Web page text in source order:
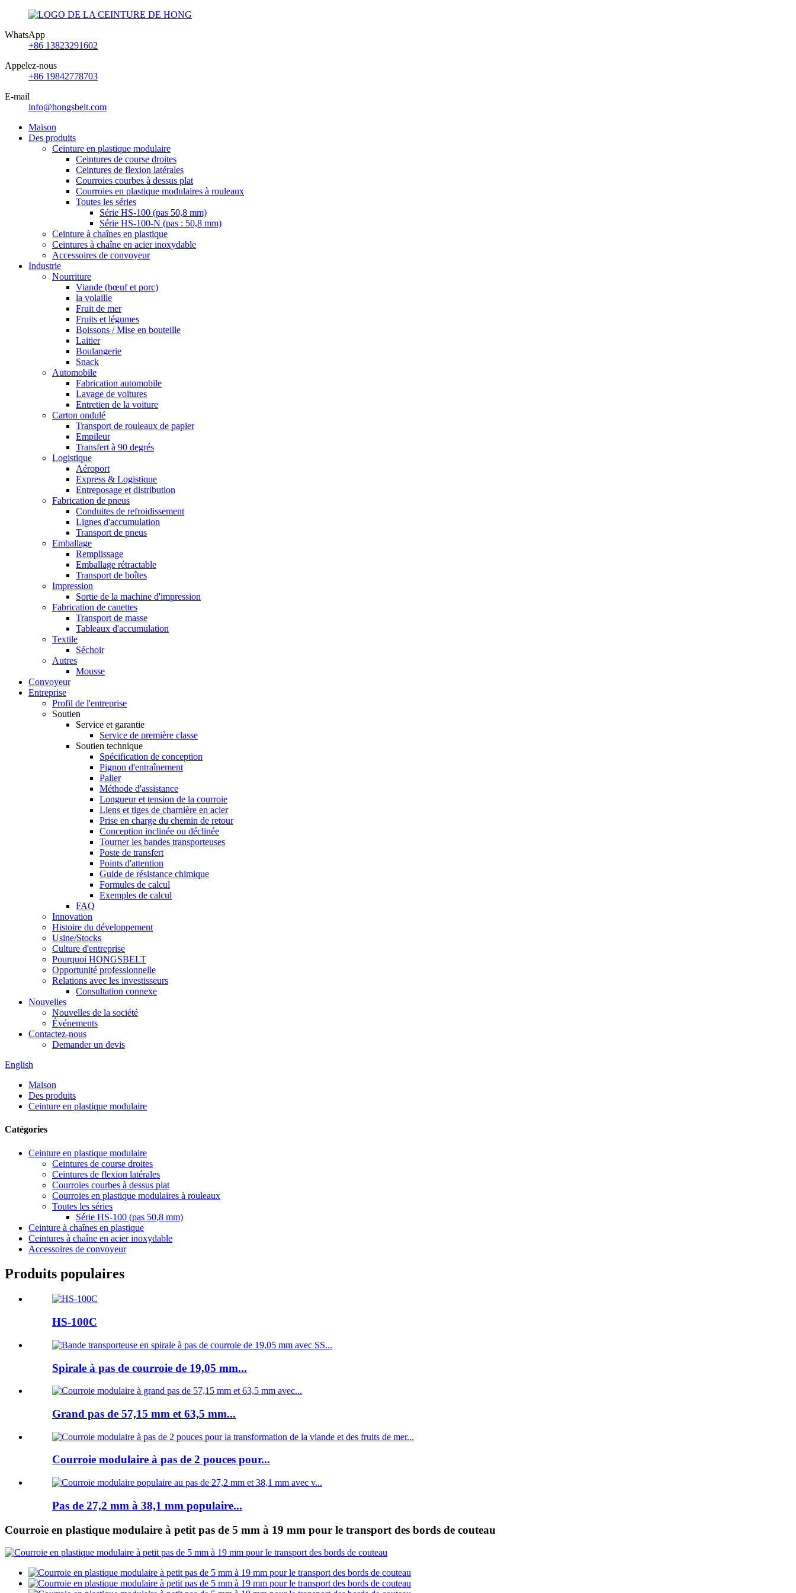
WhatsApp
+86 13823291602
Appelez-nous
+86 19842778703
E-mail
info@hongsbelt.com
Maison
Des produits
Ceinture en plastique modulaire
Ceintures de course droites
Ceintures de flexion latérales
Courroies courbes à dessus plat
Courroies en plastique modulaires à rouleaux
Toutes les séries
Série HS-100 (pas 50,8 mm)
Série HS-100-N (pas : 50,8 mm)
Ceinture à chaînes en plastique
Ceintures à chaîne en acier inoxydable
Accessoires de convoyeur
Industrie
Nourriture
Viande (bœuf et porc)
la volaille
Fruit de mer
Fruits et légumes
Boissons / Mise en bouteille
Laitier
Boulangerie
Snack
Automobile
Fabrication automobile
Lavage de voitures
Entretien de la voiture
Carton ondulé
Transport de rouleaux de papier
Empileur
Transfert à 90 degrés
Logistique
Aéroport
Express & Logistique
Entreposage et distribution
Fabrication de pneus
Conduites de refroidissement
Lignes d'accumulation
Transport de pneus
Emballage
Remplissage
Emballage rétractable
Transport de boîtes
Impression
Sortie de la machine d'impression
Fabrication de canettes
Transport de masse
Tableaux d'accumulation
Textile
Séchoir
Autres
Mousse
Convoyeur
Entreprise
Profil de l'entreprise
Soutien
Service et garantie
Service de première classe
Soutien technique
Spécification de conception
Pignon d'entraînement
Palier
Méthode d'assistance
Longueur et tension de la courroie
Liens et tiges de charnière en acier
Prise en charge du chemin de retour
Conception inclinée ou déclinée
Tourner les bandes transporteuses
Poste de transfert
Points d'attention
Guide de résistance chimique
Formules de calcul
Exemples de calcul
FAQ
Innovation
Histoire du développement
Usine/Stocks
Culture d'entreprise
Pourquoi HONGSBELT
Opportunité professionnelle
Relations avec les investisseurs
Consultation connexe
Nouvelles
Nouvelles de la société
Événements
Contactez-nous
Demander un devis
English
Maison
Des produits
Ceinture en plastique modulaire
Catégories
Ceinture en plastique modulaire
Ceintures de course droites
Ceintures de flexion latérales
Courroies courbes à dessus plat
Courroies en plastique modulaires à rouleaux
Toutes les séries
Série HS-100 (pas 50,8 mm)
Ceinture à chaînes en plastique
Ceintures à chaîne en acier inoxydable
Accessoires de convoyeur
Produits populaires
HS-100C
Spirale à pas de courroie de 19,05 mm...
Grand pas de 57,15 mm et 63,5 mm...
Courroie modulaire à pas de 2 pouces pour...
Pas de 27,2 mm à 38,1 mm populaire...
Courroie en plastique modulaire à petit pas de 5 mm à 19 mm pour le transport des bords de couteau